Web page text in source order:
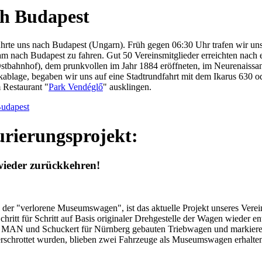
Budapest
uns nach Budapest (Ungarn). Früh gegen 06:30 Uhr trafen wir
nach Budapest zu fahren. Gut 50 Vereinsmitglieder erreichten nach
dem prunkvollen im Jahr 1884 eröffneten, im
begaben wir uns auf eine Stadtrundfahrt mit dem Ikarus 630
"Park Vendéglő" ausklingen.
zurückkehren!
"verlorene Museumswagen", ist das aktuelle Projekt unseres
für Schritt auf Basis originaler Drehgestelle der Wagen wieder
und Schuckert für Nürnberg gebauten Triebwagen und
wurden, blieben zwei Fahrzeuge als Museumswagen